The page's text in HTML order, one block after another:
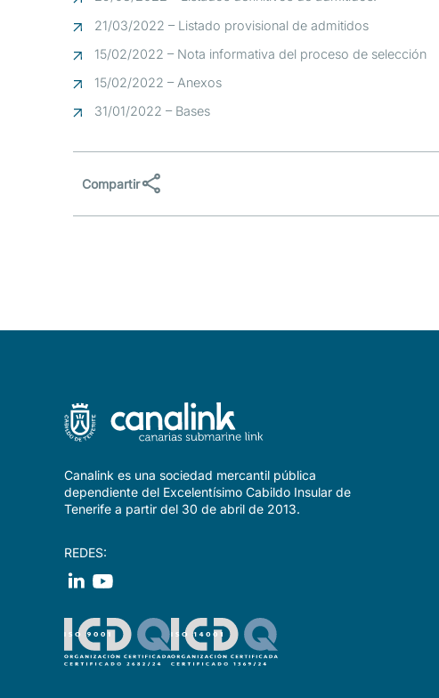
31/01/2022 – Bases
15/02/2022 – Anexos
15/02/2022 – Nota informativa del proceso de selección
21/03/2022 – Listado provisional de admitidos
Compartir
Canalink es una sociedad mercantil pública
dependiente del Excelentísimo Cabildo Insular de
Tenerife a partir del 30 de abril de 2013.
REDES: